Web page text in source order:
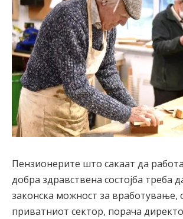
Пензионерите што сакаат да
добра здравствена состојба треба
законска можност за вработување,
приватниот сектор, порача